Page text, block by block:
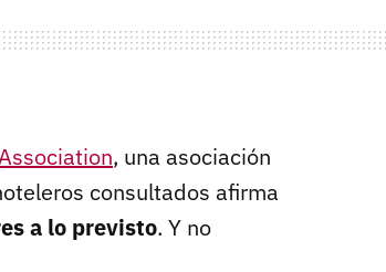
, una asociación
consultados afirma
a lo previsto. Y no